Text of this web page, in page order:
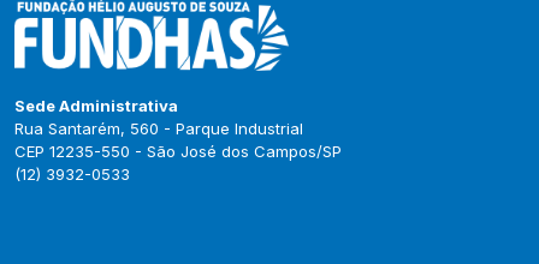
Sede Administrativa
Rua Santarém, 560 - Parque Industrial
CEP 12235-550 - São José dos Campos/SP
(12) 3932-0533